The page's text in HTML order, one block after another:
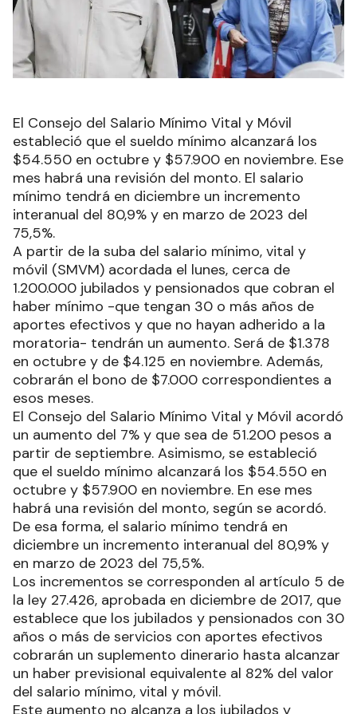
El Consejo del Salario Mínimo Vital y Móvil
estableció que el sueldo mínimo alcanzará los
$54.550 en octubre y $57.900 en noviembre. Ese
mes habrá una revisión del monto. El salario
mínimo tendrá en diciembre un incremento
interanual del 80,9% y en marzo de 2023 del
75,5%.
A partir de la suba del salario mínimo, vital y
móvil (SMVM) acordada el lunes, cerca de
1.200.000 jubilados y pensionados que cobran el
haber mínimo -que tengan 30 o más años de
aportes efectivos y que no hayan adherido a la
moratoria- tendrán un aumento. Será de $1.378
en octubre y de $4.125 en noviembre. Además,
cobrarán el bono de $7.000 correspondientes a
esos meses.
El Consejo del Salario Mínimo Vital y Móvil acordó
un aumento del 7% y que sea de 51.200 pesos a
partir de septiembre. Asimismo, se estableció
que el sueldo mínimo alcanzará los $54.550 en
octubre y $57.900 en noviembre. En ese mes
habrá una revisión del monto, según se acordó.
De esa forma, el salario mínimo tendrá en
diciembre un incremento interanual del 80,9% y
en marzo de 2023 del 75,5%.
Los incrementos se corresponden al artículo 5 de
la ley 27.426, aprobada en diciembre de 2017, que
establece que los jubilados y pensionados con 30
años o más de servicios con aportes efectivos
cobrarán un suplemento dinerario hasta alcanzar
un haber previsional equivalente al 82% del valor
del salario mínimo, vital y móvil.
Este aumento no alcanza a los jubilados y